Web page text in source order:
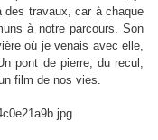
travaux, car à chaque
à notre parcours. Son
où je venais avec elle,
pont de pierre, du recul,
film de nos vies.